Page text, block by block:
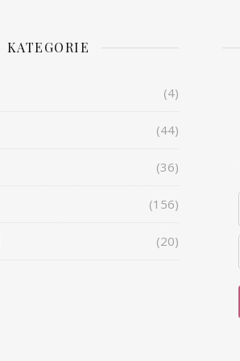
KATEGORIE
(4)
(44)
(36)
(156)
(20)